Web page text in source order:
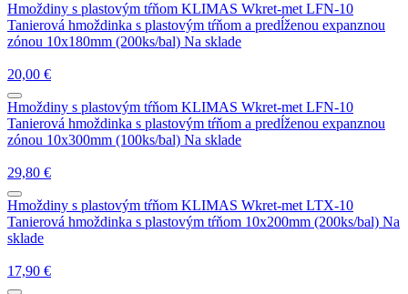
Hmoždiny s plastovým tŕňom KLIMAS Wkret-met LFN-10
Tanierová hmoždinka s plastovým tŕňom a predĺženou expanznou
zónou 10x180mm (200ks/bal) Na sklade
20,00 €
Hmoždiny s plastovým tŕňom KLIMAS Wkret-met LFN-10
Tanierová hmoždinka s plastovým tŕňom a predĺženou expanznou
zónou 10x300mm (100ks/bal) Na sklade
29,80 €
Hmoždiny s plastovým tŕňom KLIMAS Wkret-met LTX-10
Tanierová hmoždinka s plastovým tŕňom 10x200mm (200ks/bal) Na
sklade
17,90 €